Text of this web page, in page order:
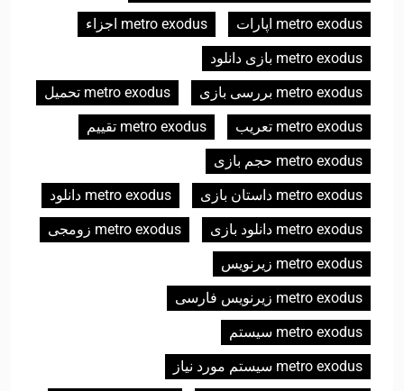
metro exodus اپارات
metro exodus اجزاء
metro exodus بازی دانلود
metro exodus بررسی بازی
metro exodus تحميل
metro exodus تعريب
metro exodus تقييم
metro exodus حجم بازی
metro exodus داستان بازی
metro exodus دانلود
metro exodus دانلود بازی
metro exodus زومجی
metro exodus زیرنویس
metro exodus زیرنویس فارسی
metro exodus سیستم
metro exodus سیستم مورد نیاز